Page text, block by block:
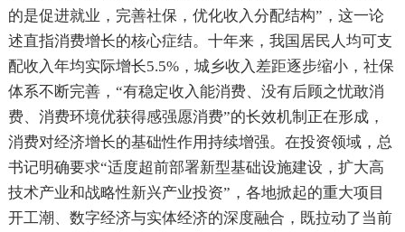
的是促进就业，完善社保，优化收入分配结构”，这一论
述直指消费增长的核心症结。十年来，我国居民人均可支
配收入年均实际增长5.5%，城乡收入差距逐步缩小，社保
体系不断完善，“有稳定收入能消费、没有后顾之忧敢消
费、消费环境优获得感强愿消费”的长效机制正在形成，
消费对经济增长的基础性作用持续增强。在投资领域，总
书记明确要求“适度超前部署新型基础设施建设，扩大高
技术产业和战略性新兴产业投资”，各地掀起的重大项目
开工潮、数字经济与实体经济的深度融合，既拉动了当前